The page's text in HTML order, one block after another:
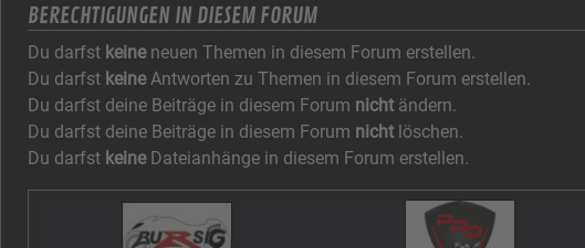
BERECHTIGUNGEN IN DIESEM FORUM
Du darfst keineneuen Themen in diesem Forum erstellen.
Du darfst keineAntworten zu Themen in diesem Forum erstellen.
Du darfst deine Beiträge in diesem Forum nicht ändern.
Du darfst deine Beiträge in diesem Forum nicht löschen.
Du darfst keineDateianhänge in diesem Forum erstellen.